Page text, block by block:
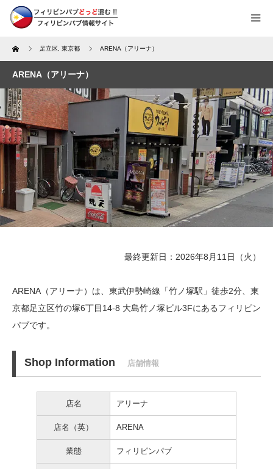
Home 足立区 東京都 ARENA（アリーナ）
ARENA（アリーナ）
最終更新日：2026年8月11日（火）
ARENA（アリーナ）は、東武伊勢崎線「竹ノ塚駅」徒歩2分、 東
京都足立区竹の塚6丁目14-8 大島竹ノ塚ビル3Fにあるフィリピン
パブです。
Shop Information 店舗情報
店名 アリーナ
店名（英） ARENA
業態 フィリピンパブ